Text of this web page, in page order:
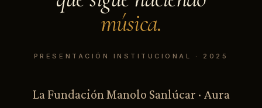
música.
PRESENTACIÓN INSTITUCIONAL · 2025
La Fundación Manolo Sanlúcar · Aura